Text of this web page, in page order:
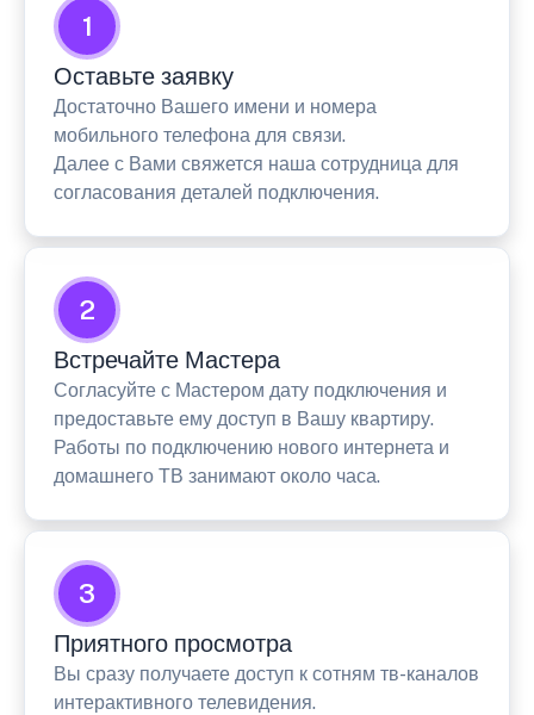
1
Оставьте заявку
Достаточно Вашего имени и номера
мобильного телефона для связи.
Далее с Вами свяжется наша сотрудница для
согласования деталей подключения.
2
Встречайте Мастера
Согласуйте с Мастером дату подключения и
предоставьте ему доступ в Вашу квартиру.
Работы по подключению нового интернета и
домашнего ТВ занимают около часа.
3
Приятного просмотра
Вы сразу получаете доступ к сотням тв-каналов
интерактивного телевидения.